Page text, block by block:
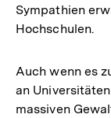
Sympathien
Hochschulen.
Auch wenn es
an
massiven